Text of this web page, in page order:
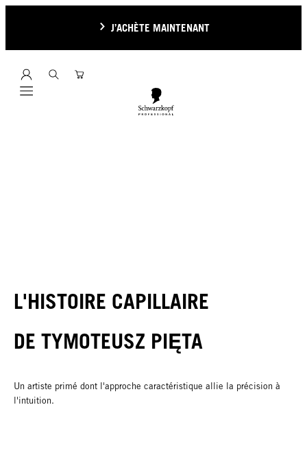
J’ACHÈTE MAINTENANT
Mobile navigation
L'HISTOIRE CAPILLAIRE
DE TYMOTEUSZ PIĘTA
Un artiste primé dont l'approche caractéristique allie la précision à
l'intuition.